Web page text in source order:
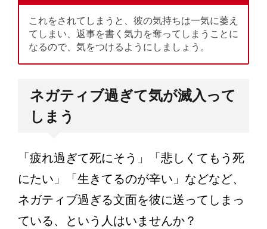
これをされてしまうと、彼の気持ちは一気に萎え
てしまい、返事を書く気力を奪ってしまうことに
なるので、気をつけるようにしましょう。
ネガティブ過ぎて気が滅入って
しまう
「疲れ過ぎて死にそう」「悲しくてもう死
にたい」「生きてるのが辛い」などなど、
ネガティブ過ぎる文面を彼に送ってしまっ
ている、という人はいませんか？